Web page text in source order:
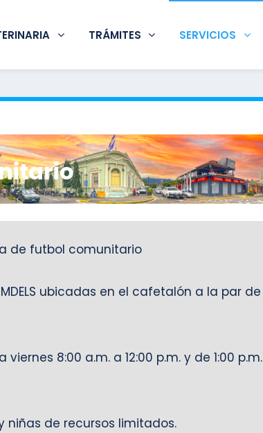
TRÁMITES SERVICIOS
de futbol comunitario
ubicadas en el cafetalón a la par de
viernes 8:00 a.m. a 12:00 p.m. y de 1:00 p.m.
niñas de recursos limitados.